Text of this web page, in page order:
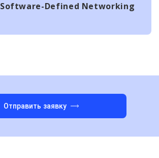
Software-Defined Networking
Отправить заявку